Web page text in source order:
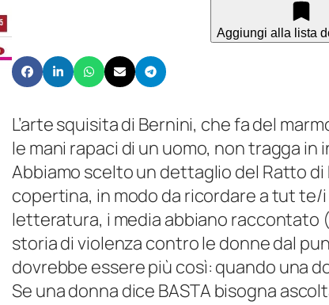
€
5
,
0
0
a
€
1
a
1
2
|
n
o
v
e
m
b
r
Aggiungi alla lista
L’arte squisita di Bernini, che fa del
le mani rapaci di un uomo, non tragga
Abbiamo scelto un dettaglio del Ratto
copertina, in modo da ricordare a tut te/i
letteratura, i media abbiano
storia di violenza contro le donne dal
dovrebbe essere più così: quando una
Se una donna dice BASTA bisogna